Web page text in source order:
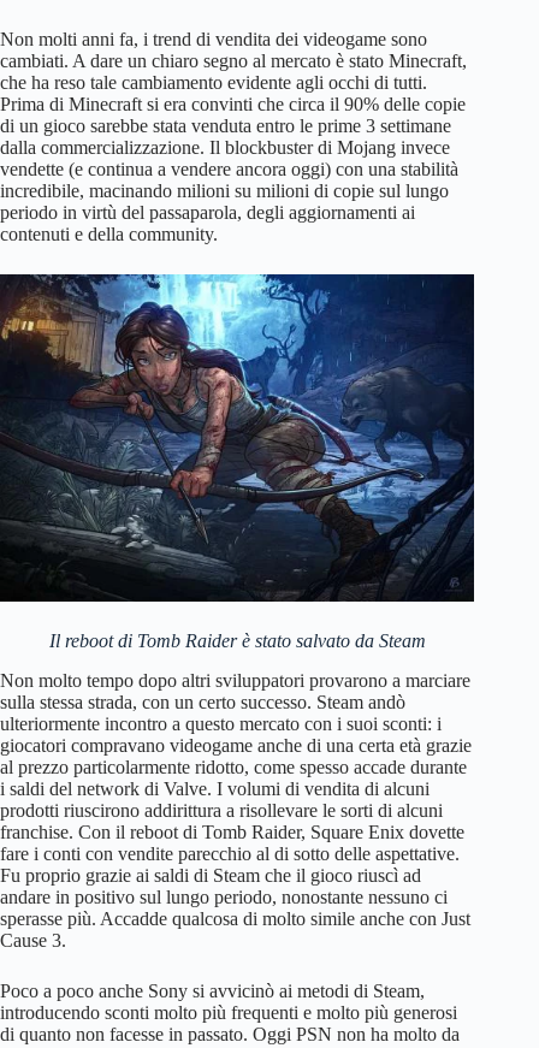
Non molti anni fa, i trend di vendita dei videogame sono
cambiati. A dare un chiaro segno al mercato è stato Minecraft,
che ha reso tale cambiamento evidente agli occhi di tutti.
Prima di Minecraft si era convinti che circa il 90% delle copie
di un gioco sarebbe stata venduta entro le prime 3 settimane
dalla commercializzazione. Il blockbuster di Mojang invece
vendette (e continua a vendere ancora oggi) con una stabilità
incredibile, macinando milioni su milioni di copie sul lungo
periodo in virtù del passaparola, degli aggiornamenti ai
contenuti e della community.
Il reboot di Tomb Raider è stato salvato da Steam
Non molto tempo dopo altri sviluppatori provarono a marciare
sulla stessa strada, con un certo successo. Steam andò
ulteriormente incontro a questo mercato con i suoi sconti: i
giocatori compravano videogame anche di una certa età grazie
al prezzo particolarmente ridotto, come spesso accade durante
i saldi del network di Valve. I volumi di vendita di alcuni
prodotti riuscirono addirittura a risollevare le sorti di alcuni
franchise. Con il reboot di Tomb Raider, Square Enix dovette
fare i conti con vendite parecchio al di sotto delle aspettative.
Fu proprio grazie ai saldi di Steam che il gioco riuscì ad
andare in positivo sul lungo periodo, nonostante nessuno ci
sperasse più. Accadde qualcosa di molto simile anche con Just
Cause 3.
Poco a poco anche Sony si avvicinò ai metodi di Steam,
introducendo sconti molto più frequenti e molto più generosi
di quanto non facesse in passato. Oggi PSN non ha molto da